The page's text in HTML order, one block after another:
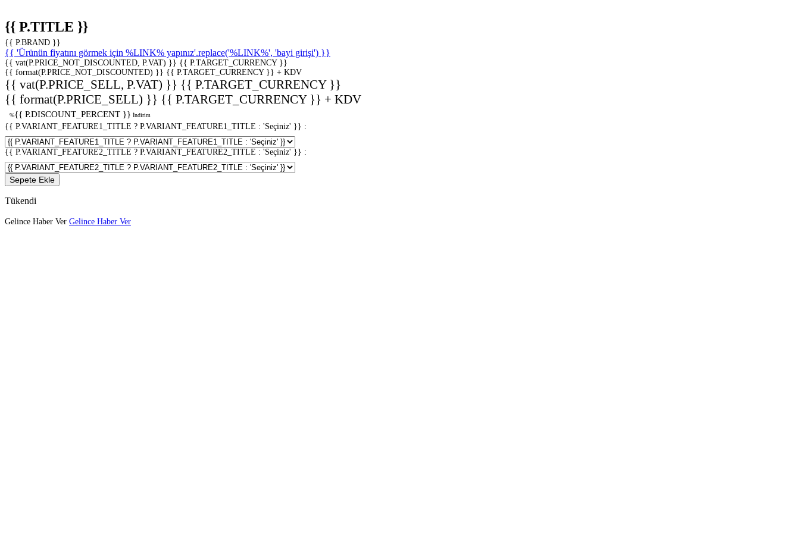
{{ P.TITLE }}
{{ P.BRAND }}
{{ 'Ürünün fiyatını görmek için %LINK% yapınız'.replace('%LINK%', 'bayi girişi') }}
{{ vat(P.PRICE_NOT_DISCOUNTED, P.VAT) }} {{ P.TARGET_CURRENCY }}
{{ format(P.PRICE_NOT_DISCOUNTED) }} {{ P.TARGET_CURRENCY }} + KDV
{{ vat(P.PRICE_SELL, P.VAT) }} {{ P.TARGET_CURRENCY }}
{{ format(P.PRICE_SELL) }} {{ P.TARGET_CURRENCY }} + KDV
%{{ P.DISCOUNT_PERCENT }} İndirim
{{ P.VARIANT_FEATURE1_TITLE ? P.VARIANT_FEATURE1_TITLE : 'Seçiniz' }} :
{{ P.VARIANT_FEATURE2_TITLE ? P.VARIANT_FEATURE2_TITLE : 'Seçiniz' }} :
Sepete Ekle
Tükendi
Gelince Haber Ver Gelince Haber Ver